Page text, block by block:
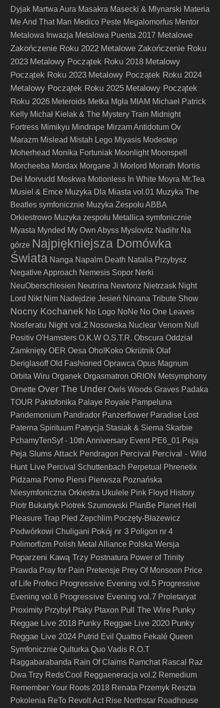
Dyjak Martwa Aura Masakra Masecki & Mlynarski Materia
Me And That Man Medico Peste Megalomorfus Mentor
Metalowa Inwazja Metalowa Puenta 2017 Metalowe
Zakończenie Roku 2022 Metalowe Zakończenie Roku
2023 Metalowy Początek Roku 2018 Metalowy
Początek Roku 2023 Metalowy Początek Roku 2024
Metalowy Początek Roku 2025 Metalowy Początek
Roku 2026 Meteroids Metka Mgła MIAM Michael Patrick
Kelly Michał Kielak & The Mystery Train Midnight
Fortress Mimikyu Mindrape Mirzam Antidotum Ov
Marazm Mislead Mistah Lego Miyasis Modestep
Moherhead Monika Fortuniak Moonlight Moonspell
Morcheeba Mordax Morgane Ji Morlord Morrath Mortis
Dei Morvudd Moskwa Motionless In White Moyra Mr.Tea
Musiel & Emce Muzyka Dla Miasta vol.01 Muzyka The
Beatles symfonicznie Muzyka Zespołu ABBA
Orkiestrowo Muzyka zespołu Metallica symfonicznie
Myasta Mynded My Own Abyss Myslovitz Nadihr Na
górze Najpiękniejsza Domówka
Świata Nanga Napalm Death Natalia Przybysz
Negative Approach Nemesis Sopor Nerki
NeuOberschlesien Neutrina Newtonz Nietrzask Night
Lord Nikt Nim Nadejdzie Jesień Nirvana Tribute Show
Nocny Kochanek No Logo NoNe No One Leaves
Nosferatu Night vol.2 Nosowska Nuclear Venom Null
Positiv O'Hamsters O.K.W O.S.T.R. Obscura Oddział
Zamknięty OER Oesa Oho!Koko Okrütnik Olaf
Deriglasoff Old Fashioned Oprawca Opus Magnum
Orbita Wiru Organek Orgasmatron ORION Metsymphony
Ornette Over The Under Owls Woods Graves Padaka
TOUR Paktofonika Palaye Royale Pampeluna
Pandemonium Pandrador Panzerflower Paradise Lost
Paterna Spirituum Patrycja Stasiak & Siema Skarbie
PchamyTenSyf - 10th Anniversary Event PE6_01 Peja
Peja Slums Attack Pendragon Percival Percival - Wild
Hunt Live Percival Schuttenbach Perpetual
Phrenetix
Pidżama Porno Piersi Pierwsza Poznańska
Niesymfoniczna Orkiestra Ukulele Pink Floyd History
Piotr Bukartyk Piotrek Szumowski PlanBe Planet Hell
Pleasure Trap Pled Zepchlim Poczęty-Błażewicz
Podwórkowi Chuligani Pokój nr 3 Poligon nr 4
Polimorfizm Polish Metal Alliance Polska Wersja
Poparzeni Kawą Trzy Postnatura Power of Trinity
Prawda Pray for Pain Pretensje Prey Of Monsoon Price
of Life Profeci Progressive Evening vol.5 Progressive
Evening vol.6 Progressive Evening vol.7 Proletaryat
Proximity Przybył Ptaky Ptaxon Pull The Wire Punky
Reggae Live 2018 Punky Reggae Live 2020 Punky
Reggae Live 2024 Putrid Evil Quattro Fekalé Queen
Symfonicznie Qulturka Quo Vadis R.O.T
Raggabarabanda Rain Of Claims Ramchat Rascal
Raz
Dwa Trzy Reds'Cool Reggaeneracja vol.2 Remedium
Remember Your Roots 2018 Renata Przemyk Reszta
Pokolenia ReTo Revolt Act Rise Northstar Roadhouse